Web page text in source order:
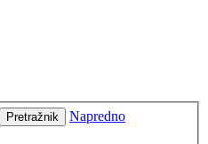
Pretražnik
Napredno